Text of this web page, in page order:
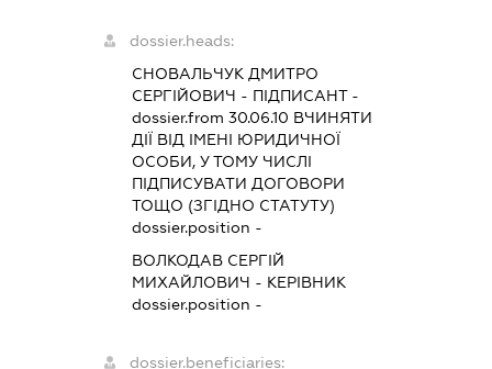
dossier.heads:
СНОВАЛЬЧУК ДМИТРО
СЕРГІЙОВИЧ - ПІДПИСАНТ-
dossier.from 30.06.10 ВЧИНЯТИ
ДІЇ ВІД ІМЕНІ ЮРИДИЧНОЇ
ОСОБИ, У ТОМУ ЧИСЛІ
ПІДПИСУВАТИ ДОГОВОРИ
ТОЩО (ЗГІДНО СТАТУТУ)
dossier.position -
ВОЛКОДАВ СЕРГІЙ
МИХАЙЛОВИЧ - КЕРІВНИК
dossier.position -
dossier.beneficiaries: